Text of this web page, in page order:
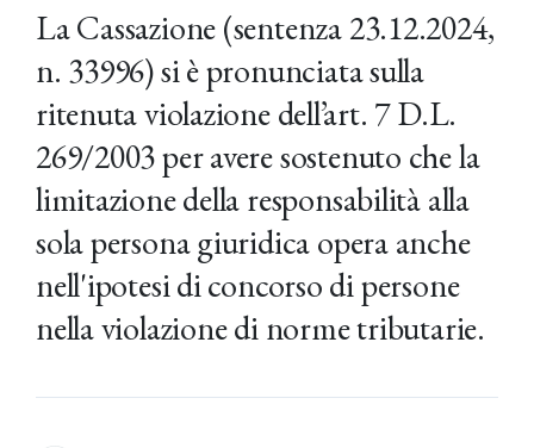
La Cassazione (sentenza 23.12.2024,
n. 33996) si è pronunciata sulla
ritenuta violazione dell’art. 7 D.L.
269/2003 per avere sostenuto che la
limitazione della responsabilità alla
sola persona giuridica opera anche
nell'ipotesi di concorso di persone
nella violazione di norme tributarie.